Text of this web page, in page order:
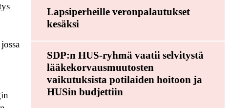
Lapsiperheille veronpalautukset
kesäksi
SDP:n HUS-ryhmä vaatii selvitystä
lääkekorvausmuutosten
vaikutuksista potilaiden hoitoon ja
HUSin budjettiin